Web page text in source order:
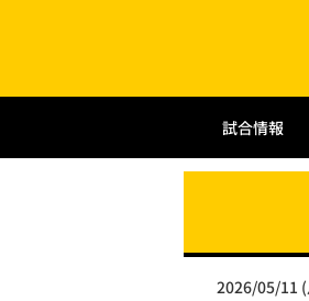
試合情報
2026/05/11